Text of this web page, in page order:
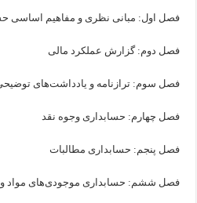
فصل اول: مبانی نظری و مفاهیم اساسی
فصل دوم: گزارش عملکرد مالی
فصل سوم: ترازنامه و یادداشت‌های
فصل چهارم: حسابداری وجوه نقد
فصل پنجم: حسابداری مطالبات
فصل ششم: حسابداری موجودی‌های مواد و